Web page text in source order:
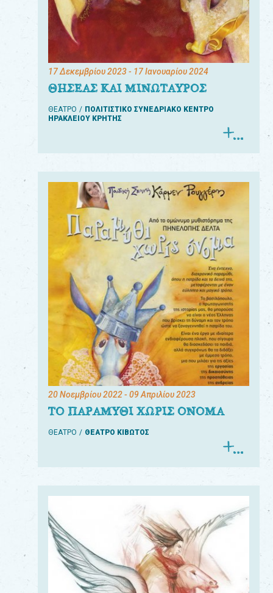
17 Δεκεμβρίου 2023- 17 Ιανουαρίου 2024
ΘΗΣΕΑΣ ΚΑΙ ΜΙΝΩΤΑΥΡΟΣ
ΘΕΑΤΡΟ
ΠΟΛΙΤΙΣΤΙΚΟ ΣΥΝΕΔΡΙΑΚΟ ΚΕΝΤΡΟ
ΗΡΑΚΛΕΙΟΥ ΚΡΗΤΗΣ
20 Νοεμβρίου 2022- 09 Απριλίου 2023
ΤΟ ΠΑΡΑΜΥΘΙ ΧΩΡΙΣ ΟΝΟΜΑ
ΘΕΑΤΡΟ ΘΕΑΤΡΟ ΚΙΒΩΤΟΣ